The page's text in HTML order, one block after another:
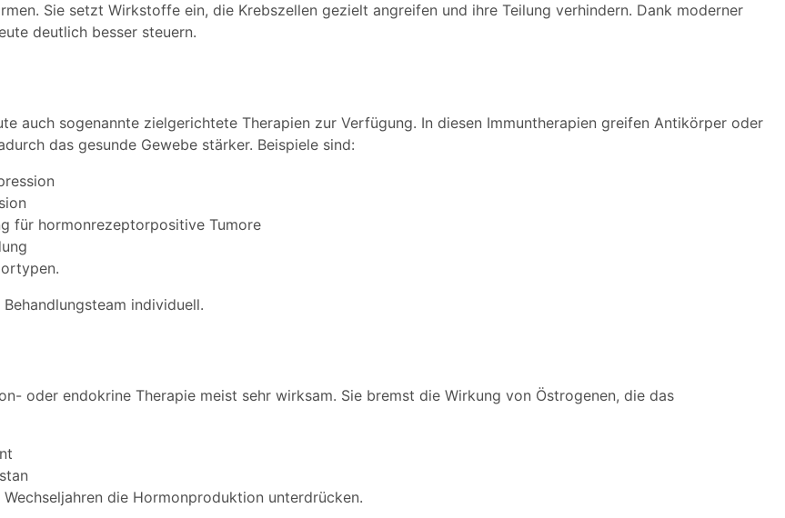
Sie setzt Wirkstoffe ein, die Krebszellen gezielt angreifen und ihre Teilung verhindern. Dank moderner
deutlich besser steuern.
auch sogenannte zielgerichtete Therapien zur Verfügung. In diesen Immuntherapien greifen Antikörper oder
das gesunde Gewebe stärker. Beispiele sind:
für hormonrezeptorpositive Tumore
individuell.
oder endokrine Therapie meist sehr wirksam. Sie bremst die Wirkung von Östrogenen, die das
die Hormonproduktion unterdrücken.